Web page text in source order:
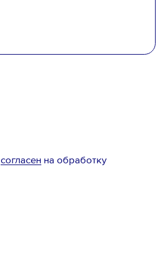
согласен на обработку